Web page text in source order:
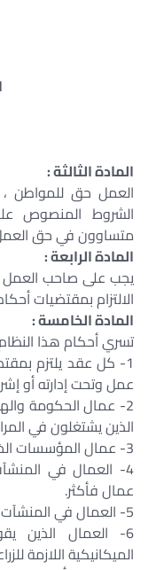
المادة الثالثة :
العمل حق للمواطن ،
الشروط المنصوص
متساوون في حق
المادة الرابعة :
يجب على صاحب العمل
الالتزام بمقتضيات
المادة الخامسة :
تسري أحكام هذا
1- كل عقد يلتزم
عمل وتحت إدارته أو
2- عمال الحكومة
الذين يشتغلون في
3- عمال المؤسسات الخيرية .
4- العمال في
عمال فأكثر.
5- العمال في المنشآت الزراعية التي تقوم بتصنيع منتجاتها .
6- العمال الذين
الميكانيكية اللازمة